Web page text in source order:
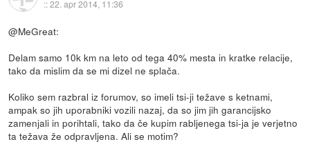
::22. apr 2014, 11:36
@MeGreat:
Delam samo 10k km na leto od tega 40% mesta in kratke relacije,
tako da mislim da se mi dizel ne splača.
Koliko sem razbral iz forumov, so imeli tsi-ji težave s ketnami,
ampak so jih uporabniki vozili nazaj, da so jim jih garancijsko
zamenjali in porihtali, tako da če kupim rabljenega tsi-ja je verjetno
ta težava že odpravljena. Ali se motim?